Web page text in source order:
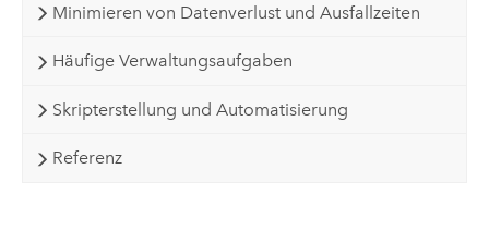
Minimieren von Datenverlust und Ausfallzeiten
Häufige Verwaltungsaufgaben
Skripterstellung und Automatisierung
Referenz